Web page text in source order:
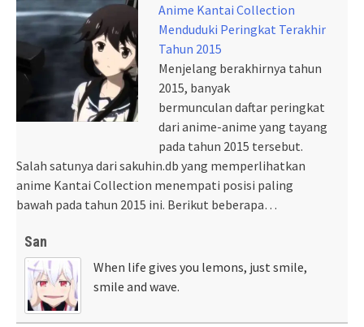
Anime Kantai Collection
Menduduki Peringkat Terakhir
Tahun 2015
Menjelang berakhirnya tahun
2015, banyak
bermunculan daftar peringkat
dari anime-anime yang tayang
pada tahun 2015 tersebut.
Salah satunya dari sakuhin.db yang memperlihatkan
anime Kantai Collection menempati posisi paling
bawah pada tahun 2015 ini. Berikut beberapa…
San
When life gives you lemons, just smile,
smile and wave.